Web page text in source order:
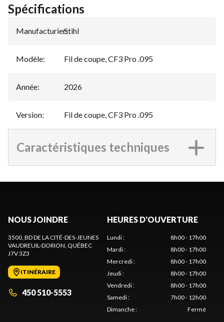
Spécifications
Manufacturier:
Stihl
Modèle: Fil de coupe, CF3 Pro .095
Année: 2026
Version: Fil de coupe, CF3 Pro .095
Caractéristiques techniques
NOUS JOINDRE
3500, BD DE LA CITÉ-DES-JEUNES
VAUDREUIL-DORION, QUÉBEC
J7V 3Z3
ITINÉRAIRE
450 510-5553
HEURES D'OUVERTURE
Lundi:
8h00 - 17h00
Mardi:
8h00 - 17h00
Mercredi:
8h00 - 17h00
Jeudi:
8h00 - 17h00
Vendredi:
8h00 - 17h00
Samedi:
7h00 - 12h00
Dimanche: Fermé